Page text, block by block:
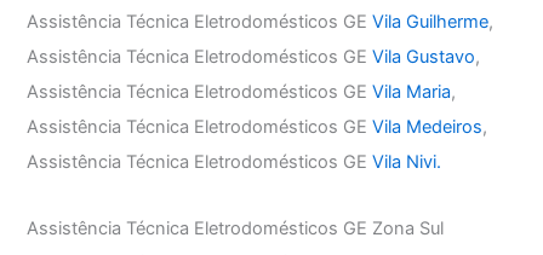
Assistência Técnica Eletrodomésticos GEVila Guilherme,
Assistência Técnica Eletrodomésticos GEVila Gustavo,
Assistência Técnica Eletrodomésticos GEVila Maria,
Assistência Técnica Eletrodomésticos GEVila Medeiros,
Assistência Técnica Eletrodomésticos GEVila Nivi.
Assistência Técnica Eletrodomésticos GE Zona Sul